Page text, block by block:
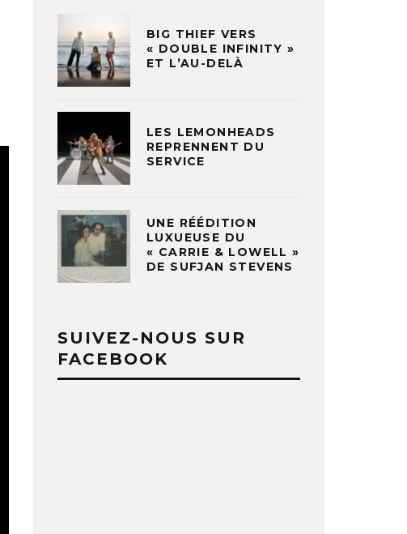
BIG THIEF VERS
« DOUBLE INFINITY »
ET L’AU-DELÀ
LES LEMONHEADS
REPRENNENT DU
SERVICE
UNE RÉÉDITION
LUXUEUSE DU
« CARRIE & LOWELL »
DE SUFJAN STEVENS
SUIVEZ-NOUS SUR
FACEBOOK